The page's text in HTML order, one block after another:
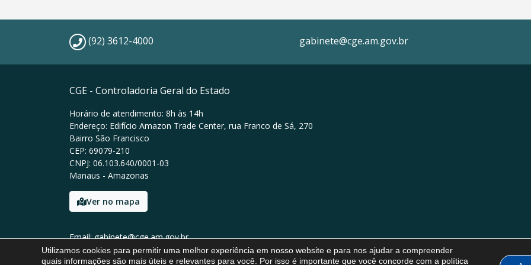
(92) 3612-4000 gabinete@cge.am.gov.br
CGE - Controladoria Geral do Estado
Horário de atendimento: 8h às 14h
Endereço: Edifício Amazon Trade Center, rua Franco de Sá, 270
Bairro São Francisco
CEP: 69079-210
CNPJ: 06.103.640/0001-03
Manaus - Amazonas
Ver no mapa
Email: gabinete@cge.am.gov.br
Tel: (92) 3612-4000
Utilizamos cookies para permitir uma melhor experiência em nosso website e para nos ajudar a compreender
quais informações são mais úteis e relevantes para você. Por isso é importante que você concorde com a política